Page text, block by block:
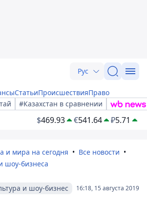
Рус
СтатьиПроисшествияПраво
#Казахстан в сравнении
$469.93 €541.64 ₽5.71
и мира на сегодня
Все новости
шоу-бизнеса
16:18, 15 августа 2019
и шоу-бизнес